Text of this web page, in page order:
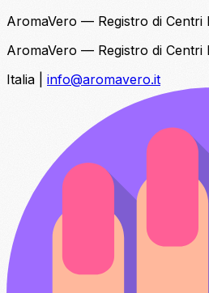
AromaVero — Registro di Centri
AromaVero — Registro di Centri
Italia
info@aromavero.it